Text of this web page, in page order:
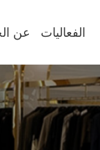
الفعاليات عن